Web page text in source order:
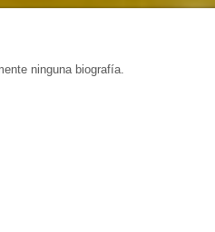
ninguna biografía.